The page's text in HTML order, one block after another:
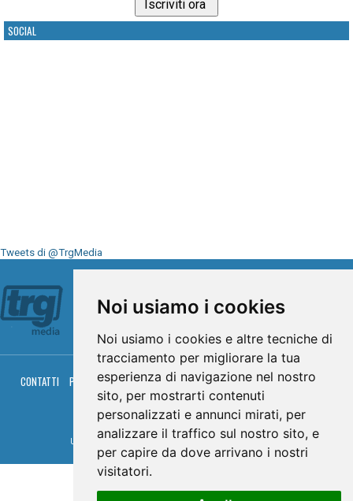
Noi usiamo i cookies
Noi usiamo i cookies e altre tecniche di
tracciamento per migliorare la tua
esperienza di navigazione nel nostro
sito, per mostrarti contenuti
personalizzati e annunci mirati, per
analizzare il traffico sul nostro sito, e
per capire da dove arrivano i nostri
visitatori.
SOCIAL
Tweets di @TrgMedia
CONTATTI PRIVACY COOKIES PALINSESTO DIRETTA TV
DIRETTA RADIO
RGM HITRADIO
© TRG Media 2005-2026
Umbria Televisioni s.r.l. - P.I.00496230541 - www.trgmedia.it - Powered by